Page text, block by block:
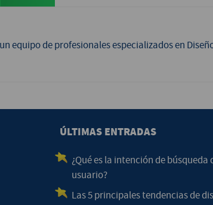
equipo de profesionales especializados en
ÚLTIMAS ENTRADAS
¿Qué es la intención de búsqueda
usuario?
Las 5 principales tendencias de